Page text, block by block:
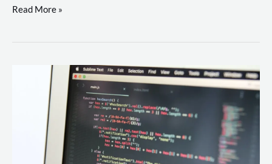
Large
Models
revolucionando
desenvolvimento
Read More »